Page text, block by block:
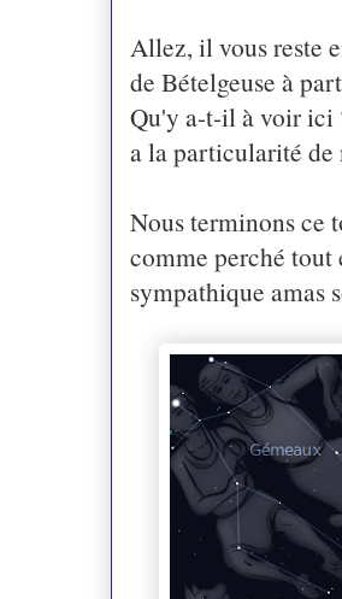
Allez, il vous reste
de Bételgeuse à
Qu'y a-t-il à voir ici
a la particularité
Nous terminons ce
comme perché tout
sympathique amas